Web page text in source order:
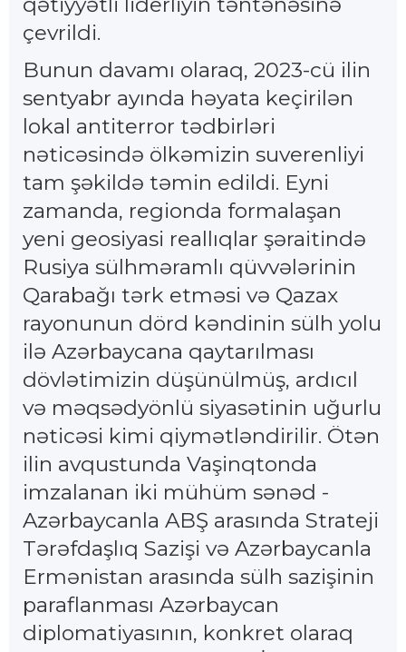
çevrildi.
Bunun davamı olaraq, 2023-cü ilin
sentyabr ayında həyata keçirilən
lokal antiterror tədbirləri
nəticəsində ölkəmizin suverenliyi
tam şəkildə təmin edildi. Eyni
zamanda, regionda formalaşan
yeni geosiyasi reallıqlar şəraitində
Rusiya sülhməramlı qüvvələrinin
Qarabağı tərk etməsi və Qazax
rayonunun dörd kəndinin sülh yolu
ilə Azərbaycana qaytarılması
dövlətimizin düşünülmüş, ardıcıl
və məqsədyönlü siyasətinin uğurlu
nəticəsi kimi qiymətləndirilir. Ötən
ilin avqustunda Vaşinqtonda
imzalanan iki mühüm sənəd -
Azərbaycanla ABŞ arasında Strateji
Tərəfdaşlıq Sazişi və Azərbaycanla
Ermənistan arasında sülh sazişinin
paraflanması Azərbaycan
diplomatiyasının, konkret olaraq